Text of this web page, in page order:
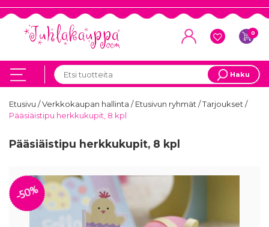
0
Haku
Etusivu /Verkkokaupan hallinta /Etusivun ryhmät/Tarjoukset/
Pääsiäistipu herkkukupit, 8 kpl
Pääsiäistipu herkkukupit, 8 kpl
-50%